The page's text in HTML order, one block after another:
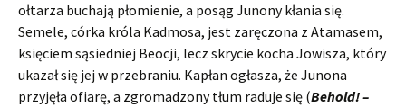
ołtarza buchają płomienie, a posąg Junony kłania się.
Semele, córka króla Kadmosa, jest zaręczona z Atamasem,
księciem sąsiedniej Beocji, lecz skrycie kocha Jowisza, który
ukazał się jej w przebraniu. Kapłan ogłasza, że Junona
przyjęła ofiarę, a zgromadzony tłum raduje się (Behold! –